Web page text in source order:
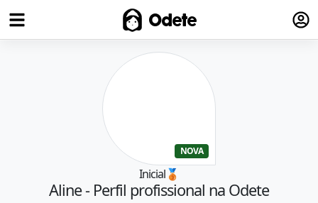
Odete
NOVA
Inicial🥉
Aline- Perfil profissional na Odete